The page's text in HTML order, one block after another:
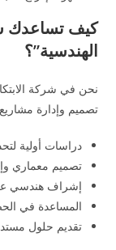
كيف تساعدك
الهندسية”؟
نحن في شركة
تصميم وإدارة
دراسات أولية
تصميم معماري
إشراف هندسي
المساعدة في
تقديم حلول